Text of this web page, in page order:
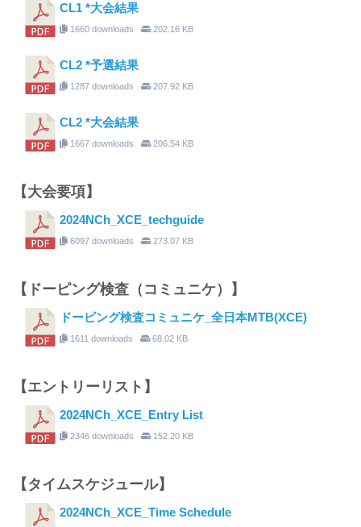
CL1 *大会結果
1660 downloads 202.16 KB
CL2 *予選結果
1287 downloads 207.92 KB
CL2 *大会結果
1667 downloads 206.54 KB
【大会要項】
2024NCh_XCE_techguide
6097 downloads 273.07 KB
【ドーピング検査（コミュニケ）】
ドーピング検査コミュニケ_全日本MTB(XCE)
1611 downloads 68.02 KB
【エントリーリスト】
2024NCh_XCE_Entry List
2346 downloads 152.20 KB
【タイムスケジュール】
2024NCh_XCE_Time Schedule